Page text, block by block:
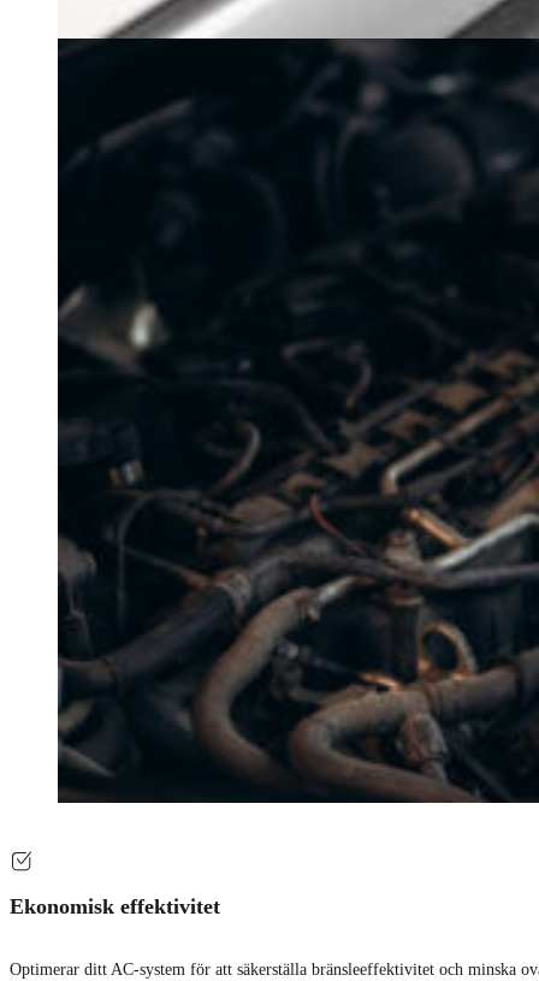
Ekonomisk effektivitet
Optimerar ditt AC-system för att säkerställa bränsleeffektivitet och minska